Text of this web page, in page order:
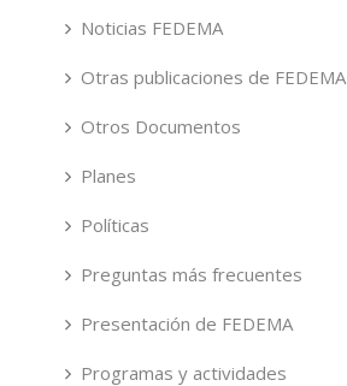
Noticias FEDEMA
Otras publicaciones de FEDEMA
Otros Documentos
Planes
Políticas
Preguntas más frecuentes
Presentación de FEDEMA
Programas y actividades